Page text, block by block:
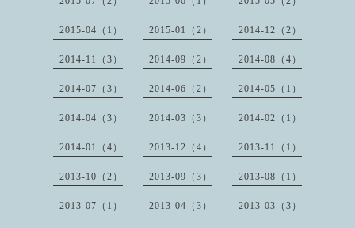
2015-04（1） 2015-01（2） 2014-12（2）
2014-11（3） 2014-09（2） 2014-08（4）
2014-07（3） 2014-06（2） 2014-05（1）
2014-04（3） 2014-03（3） 2014-02（1）
2014-01（4） 2013-12（4） 2013-11（1）
2013-10（2） 2013-09（3） 2013-08（1）
2013-07（1） 2013-04（3） 2013-03（3）